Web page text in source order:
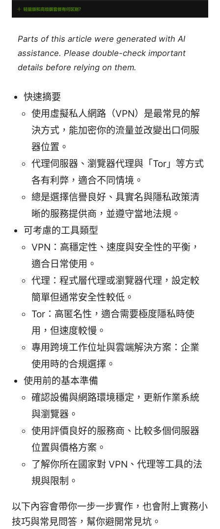
Parts of this article were generated with AI
assistance. Please double-check important
details before relying on them.
快速摘要
使用虛擬私人網路（VPN）是最常見的解
決方式，能加密你的流量並改變出口伺服
器位置。
代理伺服器、瀏覽器代理與「Tor」等方式
各有利弊，適合不同情境。
總是選擇信譽良好、具實名與隱私政策清
晰的服務提供商，並遵守當地法規。
可考慮的工具類型
VPN：高穩定性、速度與安全性的平衡，
適合日常使用。
代理：程式層代理或瀏覽器代理，設定較
簡單但通常安全性較低。
Tor：高匿名性，適合需要極度隱私時使
用，但速度較慢。
專用跨境工作位址與雲端解決方案：企業
使用時的合規選擇。
使用前的基本準備
確認設備與網路環境穩定，更新作業系統
與瀏覽器。
使用評價良好的服務商、比較多個伺服器
位置與價格方案。
了解你所在國家對 VPN、代理等工具的法
規與限制。
以下內容會帶你一步一步實作，也會附上實務小
技巧與常見問答，幫你避開常見坑。